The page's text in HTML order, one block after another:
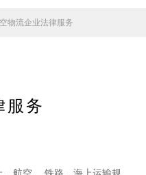
物流企业法律服务
服务